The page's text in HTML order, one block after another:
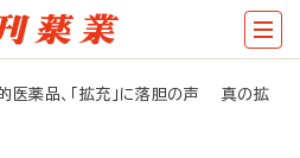
医薬品、「拡充」に落胆の声 真の拡